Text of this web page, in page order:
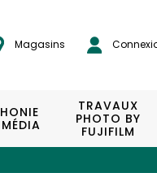
Magasins
TRAVAUX
PHOTO BY
FUJIFILM